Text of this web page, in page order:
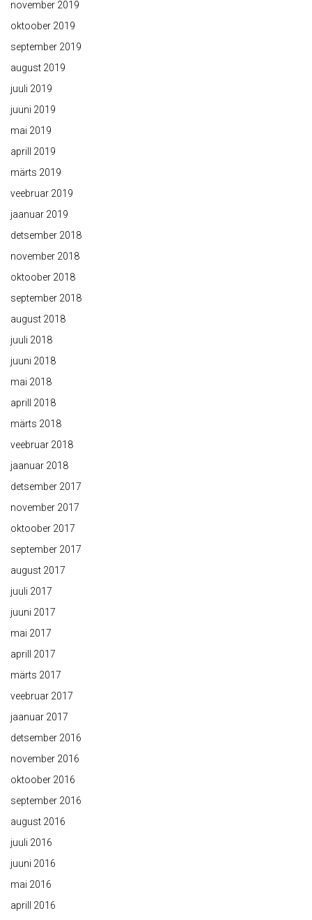
november 2019
oktoober 2019
september 2019
august 2019
juuli 2019
juuni 2019
mai 2019
aprill 2019
märts 2019
veebruar 2019
jaanuar 2019
detsember 2018
november 2018
oktoober 2018
september 2018
august 2018
juuli 2018
juuni 2018
mai 2018
aprill 2018
märts 2018
veebruar 2018
jaanuar 2018
detsember 2017
november 2017
oktoober 2017
september 2017
august 2017
juuli 2017
juuni 2017
mai 2017
aprill 2017
märts 2017
veebruar 2017
jaanuar 2017
detsember 2016
november 2016
oktoober 2016
september 2016
august 2016
juuli 2016
juuni 2016
mai 2016
aprill 2016